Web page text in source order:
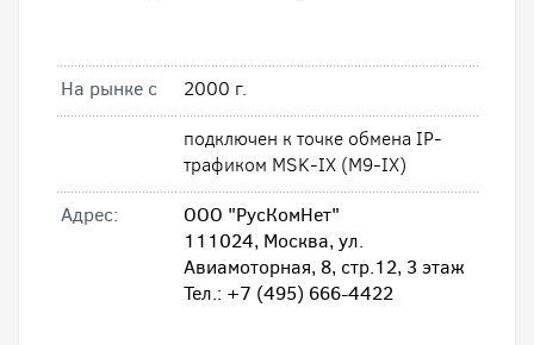
На рынке с
2000 г.
подключен к точке обмена IP-
трафиком MSK-IX (M9-IX)
Адрес:
ООО "РусКомНет"
111024, Москва, ул.
Авиамоторная, 8, стр.12, 3 этаж
Тел.: +7 (495) 666-4422